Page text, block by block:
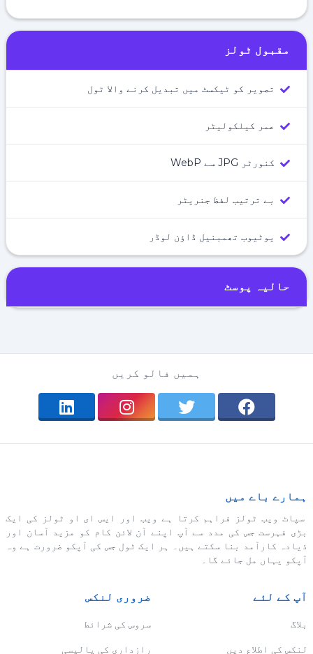
مقبول ٹولز
تصویر کو ٹیکسٹ میں تبدیل کرنے والا ٹول
عمر کیلکولیٹر
کنورٹر JPG سے WebP
بے ترتیب لفظ جنریٹر
یوٹیوب تھمبنیل ڈاؤن لوڈر
حالیہ پوسٹ
ہمیں فالو کریں
ہمارے باے میں
سپاٹ ویب ٹولز فراہم کرتا ہے ویب اور ایس ای او ٹولز کی ایک
بڑی فہرست جس کی مدد سے آپ اپنے آن لائن کام کو مزید آسان اور
ذیادہ کارآمد بنا سکتے ہیں۔ ہر ایک ٹول جس کی آپکو ضرورت ہے وہ
آپکو یہاں مل جائے گا۔
آپ کے لئے
بلاگ
لنکس کی اطلاع دیں
ضروری لنکس
سروس کی شرائط
رازداری کی پالیسی